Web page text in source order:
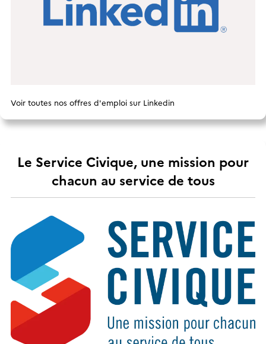
Voir toutes nos offres d'emploi sur Linkedin
Le Service Civique, une mission pour
chacun au service de tous